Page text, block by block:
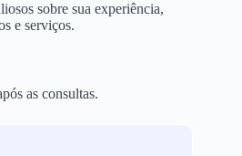
sobre sua experiência,
e serviços.
as consultas.